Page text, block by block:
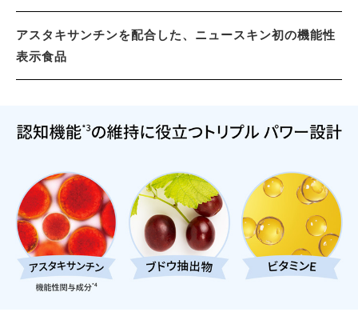
アスタキサンチンを配合した、ニュースキン初の機能性
表示食品